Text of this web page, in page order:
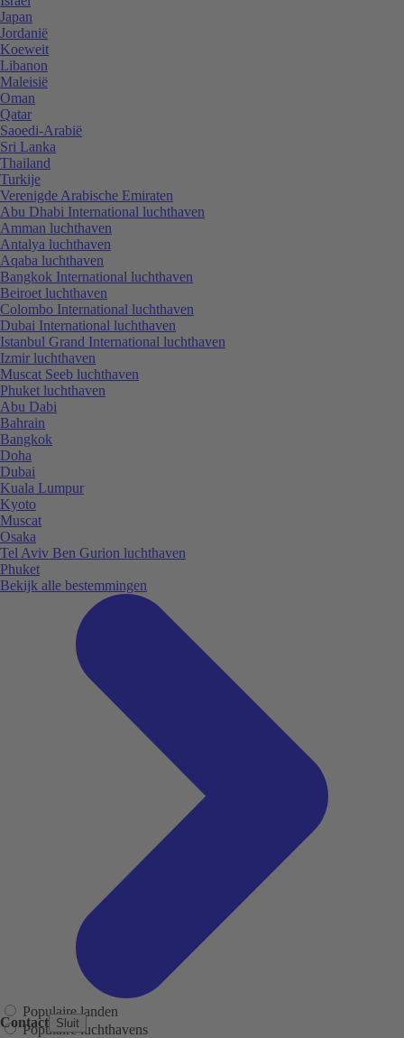
Contact Sluit
Japan
Jordanië
Koeweit
Libanon
Maleisië
Oman
Qatar
Saoedi-Arabië
Sri Lanka
Thailand
Turkije
Verenigde Arabische Emiraten
Abu Dhabi International luchthaven
Amman luchthaven
Antalya luchthaven
Aqaba luchthaven
Bangkok International luchthaven
Beiroet luchthaven
Colombo International luchthaven
Dubai International luchthaven
Istanbul Grand International luchthaven
Izmir luchthaven
Muscat Seeb luchthaven
Phuket luchthaven
Abu Dabi
Bahrain
Bangkok
Doha
Dubai
Kuala Lumpur
Kyoto
Muscat
Osaka
Tel Aviv Ben Gurion luchthaven
Phuket
Bekijk alle bestemmingen
Populaire landen
Populaire luchthavens